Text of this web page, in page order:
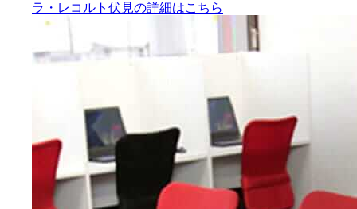
ラ・レコルト伏見の詳細はこちら